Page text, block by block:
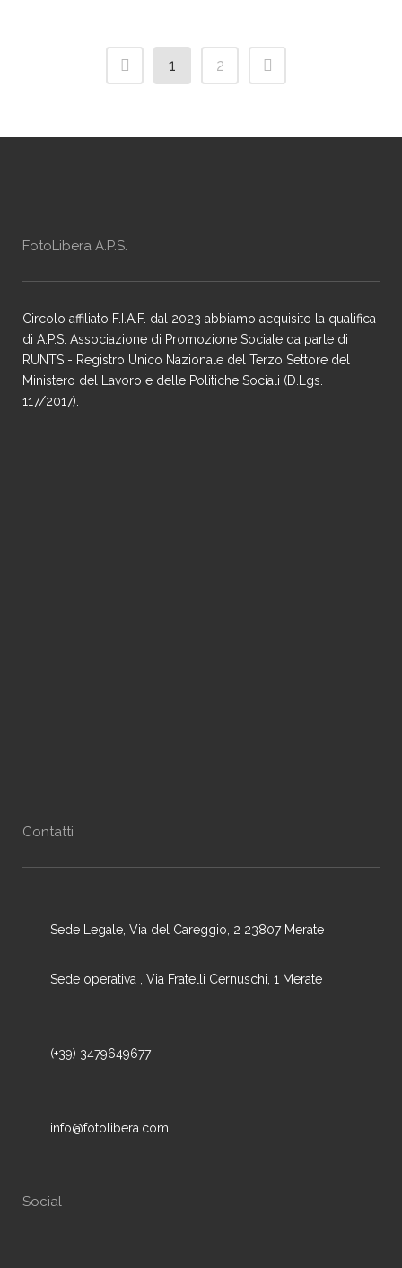
1 2
FotoLibera A.P.S.
Circolo affiliato F.I.A.F. dal 2023 abbiamo acquisito la qualifica
di A.P.S. Associazione di Promozione Sociale da parte di
RUNTS - Registro Unico Nazionale del Terzo Settore del
Ministero del Lavoro e delle Politiche Sociali (D.Lgs.
117/2017).
Contatti
Sede Legale, Via del Careggio, 2 23807 Merate
Sede operativa , Via Fratelli Cernuschi, 1 Merate
(+39) 3479649677
info@fotolibera.com
Social